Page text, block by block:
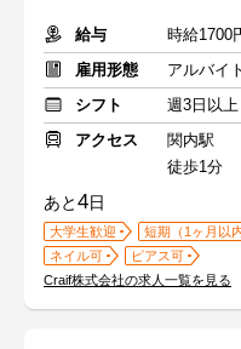
給与
時給1700
雇用形態
アルバイ
シフト
週3日以
アクセス
関内駅
徒歩1分
あと4日
大学生歓迎 短期（1ヶ月以
ネイル可
ピアス可
Craif株式会社の求人一覧を見る